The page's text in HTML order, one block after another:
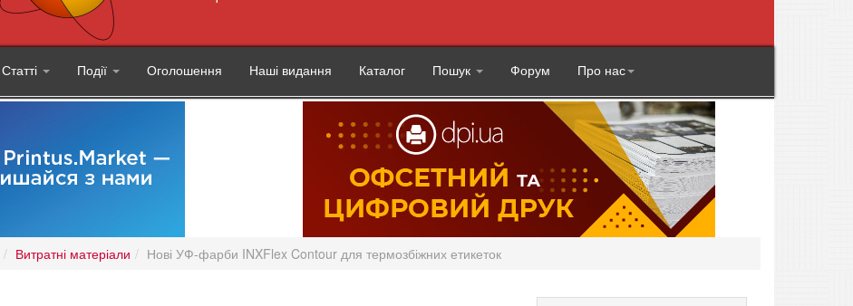
Статті Події Оголошення Наші видання Каталог Пошук Форум Про нас
Витратні матеріали Нові УФ-фарби INXFlex Contour для термозбіжних етикеток